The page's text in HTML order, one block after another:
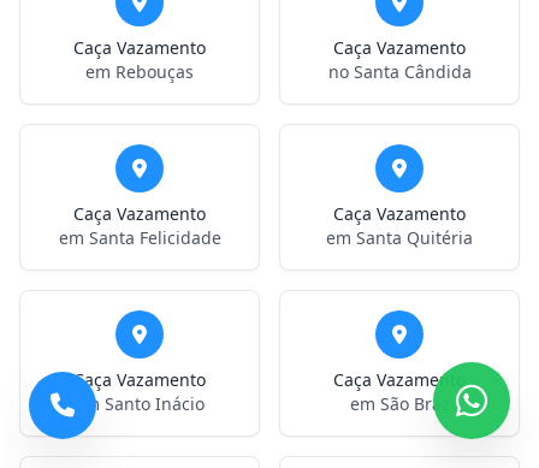
Caça Vazamento
em Rebouças
Caça Vazamento
no Santa Cândida
Caça Vazamento
em Santa Felicidade
Caça Vazamento
em Santa Quitéria
Caça Vazamento
em Santo Inácio
Caça Vazamento
em São Braz